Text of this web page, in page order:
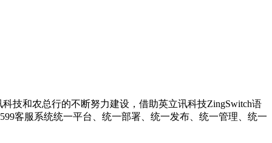
技和农总行的不断努力建设，借助英立讯科技ZingSwitch语
客服系统统一平台、统一部署、统一发布、统一管理、统一